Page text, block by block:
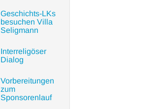
Geschichts-LKs
besuchen Villa
Seligmann
Interreligöser
Dialog
Vorbereitungen
zum
Sponsorenlauf